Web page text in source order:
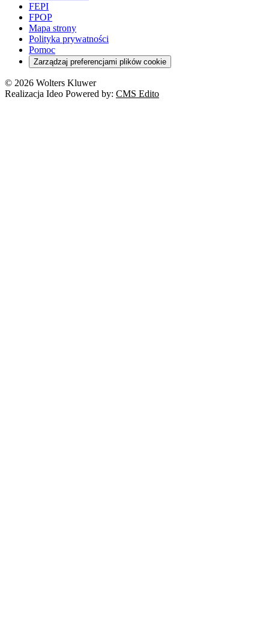
ESG
Kredyty
Cło
Deregulacja
Cyberbezpieczeństwo
Franczyza
Prawo autorskie
Pacjent
Szkoła i uczeń
Turystyka
Orzeczenia
RODO
FEPI
FPOP
Mapa strony
Polityka prywatności
Pomoc
Zarządzaj preferencjami plików cookie
© 2026 Wolters Kluwer
Realizacja Ideo Powered by: CMS Edito